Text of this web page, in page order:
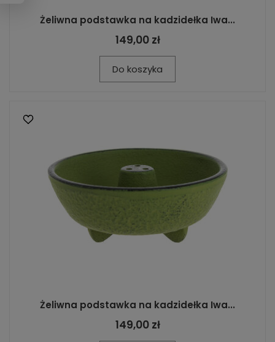
Żeliwna podstawka na kadzidełka Iwa...
149,00 zł
Do koszyka
Żeliwna podstawka na kadzidełka Iwa...
149,00 zł